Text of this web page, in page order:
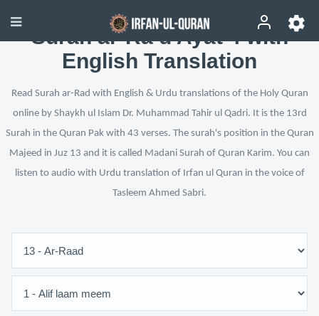
Surah ar-Ra‘d Ayat 4 with
English Translation
Read Surah ar-Rad with English & Urdu translations of the Holy Quran
online by Shaykh ul Islam Dr. Muhammad Tahir ul Qadri. It is the 13rd
Surah in the Quran Pak with 43 verses. The surah's position in the Quran
Majeed in Juz 13 and it is called Madani Surah of Quran Karim. You can
listen to audio with Urdu translation of Irfan ul Quran in the voice of
Tasleem Ahmed Sabri.